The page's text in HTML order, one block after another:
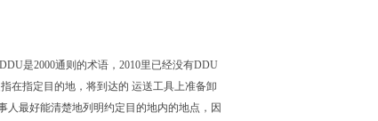
是2000通则的术语，2010里已经没有DDU
在指定目的地，将到达的 运送工具上准备卸
人最好能清楚地列明约定目的地内的地点，因